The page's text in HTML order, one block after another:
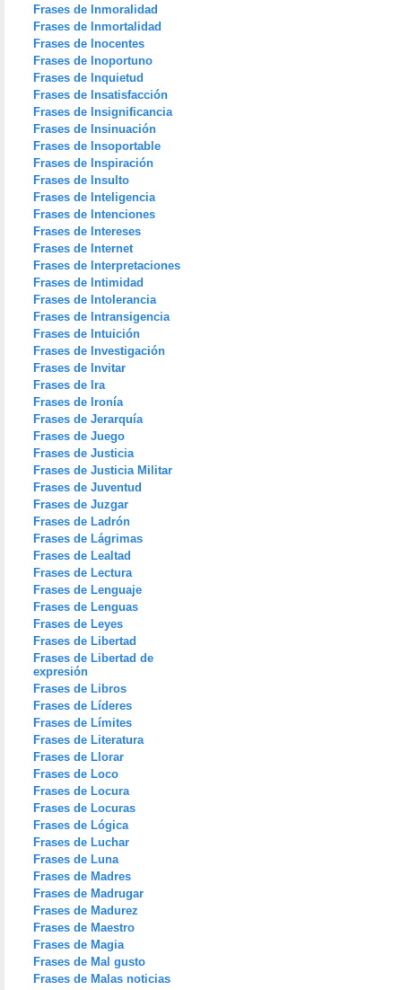
Frases de Inmoralidad
Frases de Inmortalidad
Frases de Inocentes
Frases de Inoportuno
Frases de Inquietud
Frases de Insatisfacción
Frases de Insignificancia
Frases de Insinuación
Frases de Insoportable
Frases de Inspiración
Frases de Insulto
Frases de Inteligencia
Frases de Intenciones
Frases de Intereses
Frases de Internet
Frases de Interpretaciones
Frases de Intimidad
Frases de Intolerancia
Frases de Intransigencia
Frases de Intuición
Frases de Investigación
Frases de Invitar
Frases de Ira
Frases de Ironía
Frases de Jerarquía
Frases de Juego
Frases de Justicia
Frases de Justicia Militar
Frases de Juventud
Frases de Juzgar
Frases de Ladrón
Frases de Lágrimas
Frases de Lealtad
Frases de Lectura
Frases de Lenguaje
Frases de Lenguas
Frases de Leyes
Frases de Libertad
Frases de Libertad de
expresión
Frases de Libros
Frases de Líderes
Frases de Límites
Frases de Literatura
Frases de Llorar
Frases de Loco
Frases de Locura
Frases de Locuras
Frases de Lógica
Frases de Luchar
Frases de Luna
Frases de Madres
Frases de Madrugar
Frases de Madurez
Frases de Maestro
Frases de Magia
Frases de Mal gusto
Frases de Malas noticias